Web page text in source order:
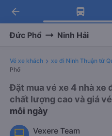
Tải app
Nhận ưu đãi
Tải app Vexere
-30k/ghế khi đặt
arrow_back
Đức Phổ Ninh Hải
Vé xe khách xe đi Ninh Thuận từ
Phổ
Đặt mua vé xe 4 nhà xe
chất lượng cao và giá
mỗi ngày
Vexere Team